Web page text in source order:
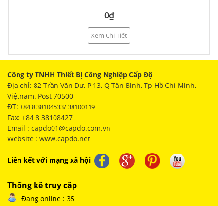
0₫
Xem Chi Tiết
Công ty TNHH Thiết Bị Công Nghiệp Cấp Độ
Địa chỉ: 82 Trần Văn Dư, P 13, Q Tân Bình, Tp Hồ Chí Minh,
Việtnam. Post 70500
ĐT: +84 8 38104533/ 38100119
Fax: +84 8 38108427
Email : capdo01@capdo.com.vn
Website : www.capdo.net
Liên kết với mạng xã hội
Thống kê truy cập
Đang online : 35